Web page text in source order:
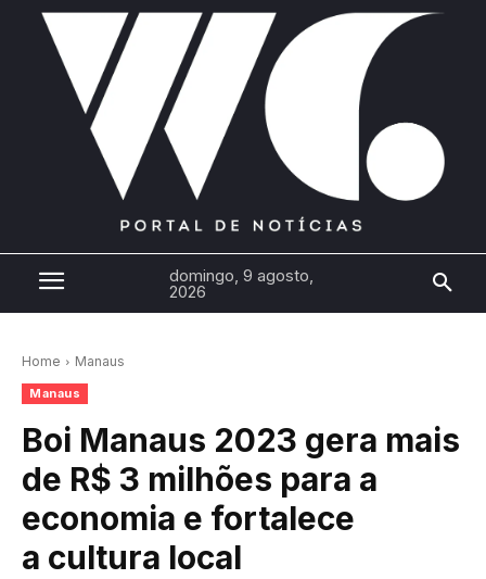
domingo, 9 agosto,
2026
Home Manaus
Manaus
Boi Manaus 2023 gera mais
de R$ 3 milhões para a
economia e fortalece
a cultura local